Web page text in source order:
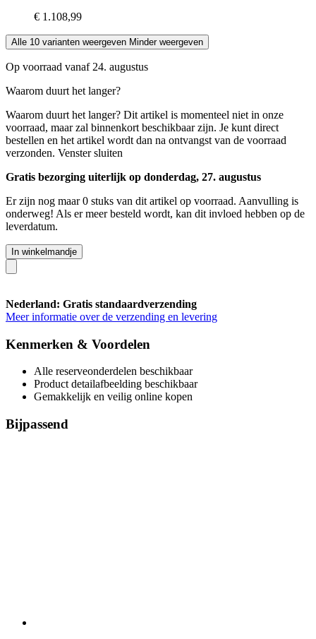
€ 1.108,99
Alle 10 varianten weergeven Minder weergeven
Op voorraad vanaf 24. augustus
Waarom duurt het langer?
Waarom duurt het langer? Dit artikel is momenteel niet in onze
voorraad, maar zal binnenkort beschikbaar zijn. Je kunt direct
bestellen en het artikel wordt dan na ontvangst van de voorraad
verzonden. Venster sluiten
Gratis bezorging uiterlijk op donderdag, 27. augustus
Er zijn nog maar 0 stuks van dit artikel op voorraad. Aanvulling is
onderweg! Als er meer besteld wordt, kan dit invloed hebben op de
leverdatum.
In winkelmandje
Nederland: Gratis standaardverzending
Meer informatie over de verzending en levering
Kenmerken & Voordelen
Alle reserveonderdelen beschikbaar
Product detailafbeelding beschikbaar
Gemakkelijk en veilig online kopen
Bijpassend